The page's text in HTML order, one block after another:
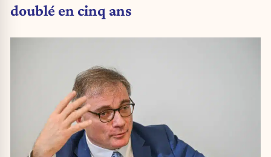
doublé en cinq ans